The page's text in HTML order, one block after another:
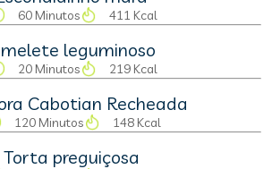
60 Minutos 411 Kcal
leguminoso
20 Minutos 219 Kcal
Cabotian Recheada
120 Minutos 148 Kcal
Torta preguiçosa